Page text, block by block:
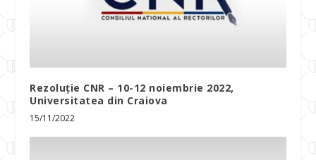
Rezoluție CNR – 10-12 noiembrie 2022,
Universitatea din Craiova
15/11/2022